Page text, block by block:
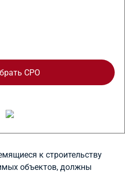
СРО
к строительству
объектов, должны